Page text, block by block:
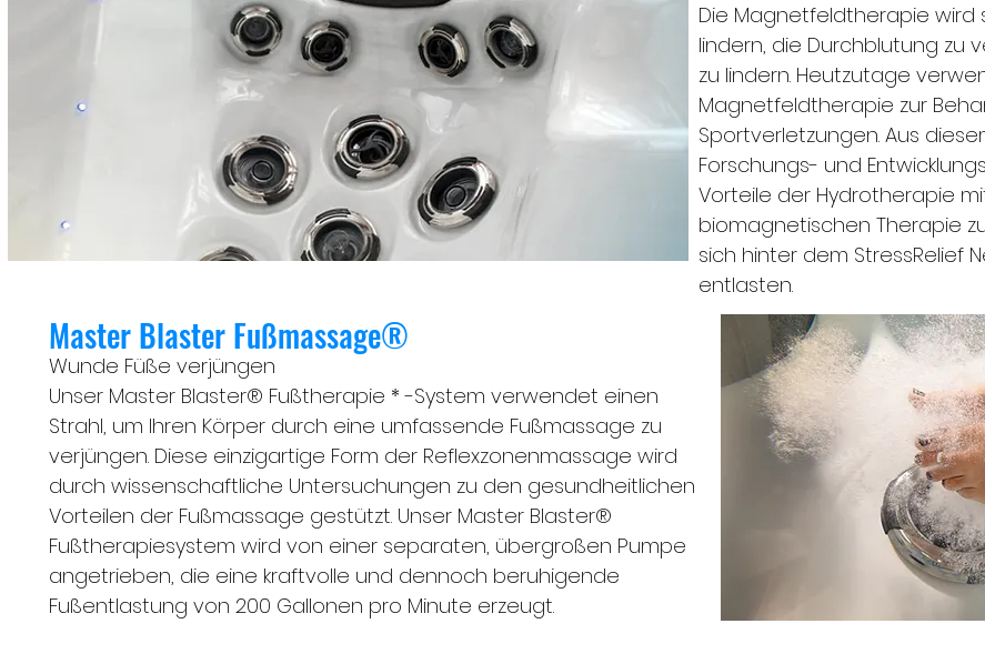
Die Magnetfeldtherapie wird
lindern, die Durchblutung zu
zu lindern. Heutzutage
Magnetfeldtherapie zur
Sportverletzungen. Aus
Forschungs- und
Vorteile der Hydrotherapie
biomagnetischen Therapie
sich hinter dem StressRelief
entlasten.
Wunde Füße verjüngen
Unser Master Blaster® Fußtherapie * -System verwendet einen
Strahl, um Ihren Körper durch eine umfassende Fußmassage zu
verjüngen. Diese einzigartige Form der Reflexzonenmassage wird
durch wissenschaftliche Untersuchungen zu den gesundheitlichen
Vorteilen der Fußmassage gestützt. Unser Master Blaster®
Fußtherapiesystem wird von einer separaten, übergroßen Pumpe
angetrieben, die eine kraftvolle und dennoch beruhigende
Fußentlastung von 200 Gallonen pro Minute erzeugt.
Master Blaster Fußmassage®